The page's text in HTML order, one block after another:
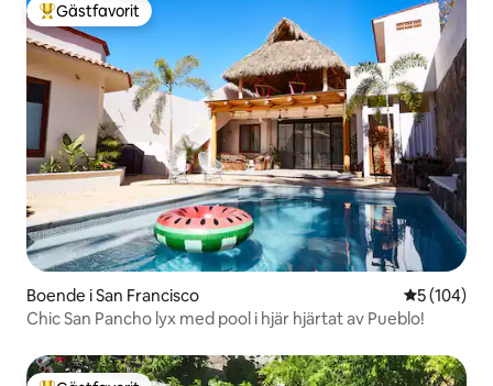
Populär gästfavorit
Gästfavorit
Boende i San Francisco 5 av 5 i
5 (104)
Chic San Pancho lyx med pool i hjär hjärtat av Pueblo!